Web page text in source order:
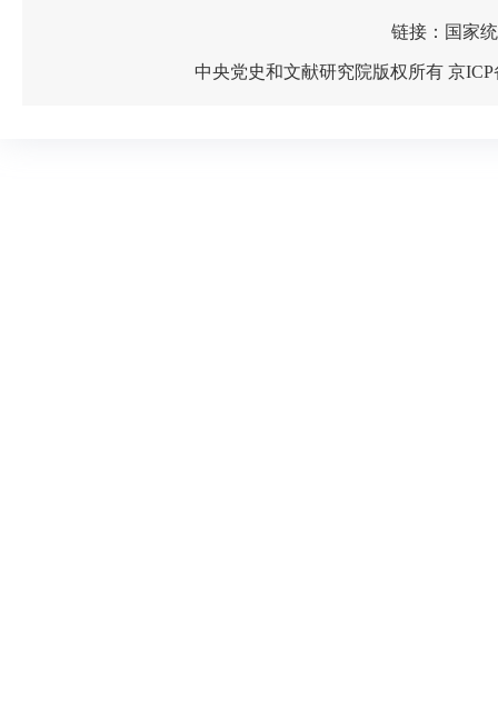
链接：国家
中央党史和文献研究院版权所有 京ICP